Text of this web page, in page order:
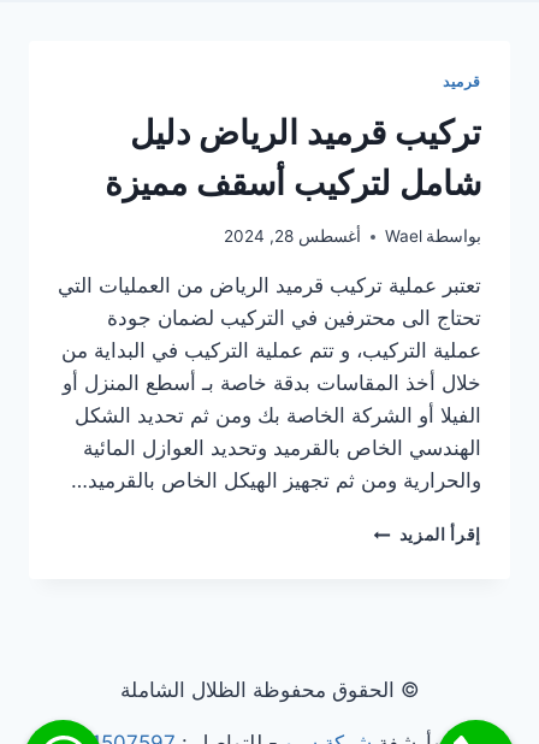
قرميد
تركيب قرميد الرياض دليل
شامل لتركيب أسقف مميزة
بواسطة Wael أغسطس 28, 2024
تعتبر عملية تركيب قرميد الرياض من العمليات التي
تحتاج الى محترفين في التركيب لضمان جودة
عملية التركيب، و تتم عملية التركيب في البداية من
خلال أخذ المقاسات بدقة خاصة بـ أسطع المنزل أو
الفيلا أو الشركة الخاصة بك ومن ثم تحديد الشكل
الهندسي الخاص بالقرميد وتحديد العوازل المائية
والحرارية ومن ثم تجهيز الهيكل الخاص بالقرميد…
إقرأ المزيد تركيب
أسقف
مميزة
© الحقوق محفوظة الظلال الشاملة